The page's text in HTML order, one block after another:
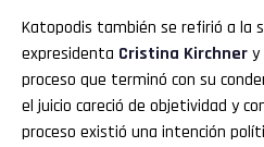
Katopodis también se refirió a la
expresidenta Cristina Kirchnery
proceso que terminó con su
el juicio careció de objetividad y
proceso existió una intención